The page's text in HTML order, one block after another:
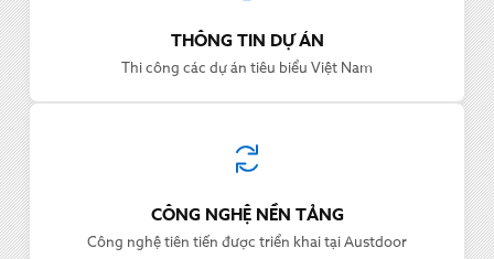
THÔNG TIN DỰ ÁN
Thi công các dự án tiêu biểu Việt Nam
CÔNG NGHỆ NỀN TẢNG
Công nghệ tiên tiến được triển khai tại Austdoor